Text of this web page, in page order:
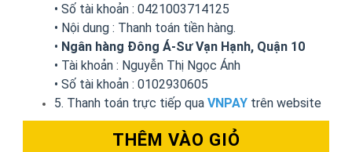
• Số tài khoản : 0421003714125
• Nội dung : Thanh toán tiền hàng.
• Ngân hàng Đông Á-Sư Vạn Hạnh, Quận 10
• Tài khoản : Nguyễn Thị Ngọc Ánh
• Số tài khoản : 0102930605
5. Thanh toán trực tiếp qua VNPAYtrên website
THÊM VÀO GIỎ